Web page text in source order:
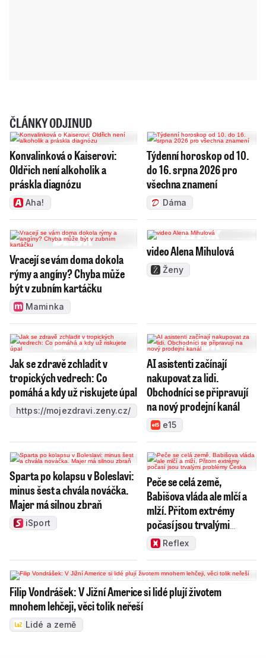
ČLÁNKY ODJINUD
Konvalinková o Kaiserovi:
Oldřich není alkoholik a
práskla diagnózu
Aha!
Týdenní horoskop od 10.
do 16. srpna 2026 pro
všechna znamení
Dáma
Vracejí se vám doma dokola
rýmy a angíny? Chyba může
být v zubním kartáčku
Maminka
video Alena Mihulová
Ženy
Jak se zdravě zchladit v
tropických vedrech: Co
pomáhá a kdy už riskujete úpal
https://mojezdravi.zeny.cz/
AI asistenti začínají
nakupovat za lidi.
Obchodníci se připravují
na nový prodejní kanál
e15
Sparta po kolapsu v Boleslavi:
minus šest a chvála nováčka.
Majer má silnou zbraň
iSport
Peče se celá země,
Babišova vláda ale mlčí a
mlží. Přitom extrémy
počasí jsou trvalými
problémy Česka
Reflex
Filip Vondrášek: V Jižní Americe si lidé plují životem
mnohem lehčeji, věci tolik neřeší
Lidé a země